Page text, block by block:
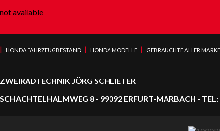
not available
| HONDA FAHRZEUGBESTAND | HONDA MODELLE | GEBRAUCHTE ALLER
ZWEIRADTECHNIK JÖRG SCHLIETER
SCHACHTELHALMWEG 8 - 99092 ERFURT-MARBACH -